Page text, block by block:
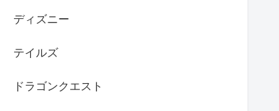
ディズニー
テイルズ
ドラゴンクエスト